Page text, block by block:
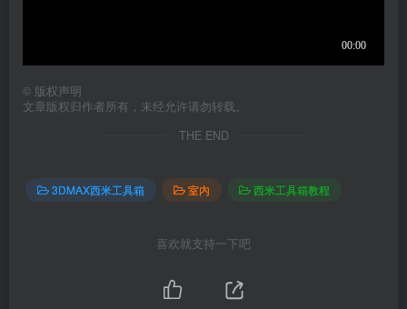
© 版权声明
文章版权归作者所有，未经允许请勿转载。
THE END
3DMAX西米工具箱 室内 西米工具箱教程
喜欢就支持一下吧